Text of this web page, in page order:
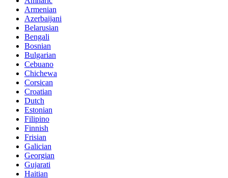
Armenian
Azerbaijani
Belarusian
Bengali
Bosnian
Bulgarian
Cebuano
Chichewa
Corsican
Croatian
Dutch
Estonian
Filipino
Finnish
Frisian
Galician
Georgian
Gujarati
Haitian